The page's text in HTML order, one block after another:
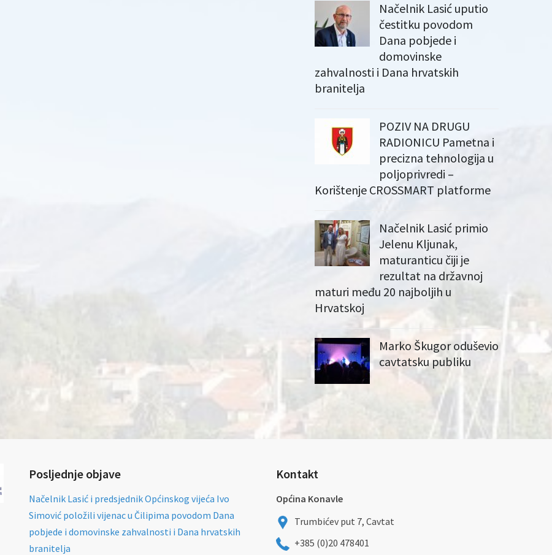
Načelnik Lasić uputio
čestitku povodom
Dana pobjede i
domovinske
zahvalnosti i Dana hrvatskih
branitelja
POZIV NA DRUGU
RADIONICU Pametna i
precizna tehnologija u
poljoprivredi –
Korištenje CROSSMART platforme
Načelnik Lasić primio
Jelenu Kljunak,
maturanticu čiji je
rezultat na državnoj
maturi među 20 najboljih u
Hrvatskoj
Marko Škugor oduševio
cavtatsku publiku
Posljednje objave
Načelnik Lasić i predsjednik Općinskog vijeća Ivo
Simović položili vijenac u Čilipima povodom Dana
pobjede i domovinske zahvalnosti i Dana hrvatskih
branitelja
Kontakt
Općina Konavle
Trumbićev put 7, Cavtat
+385 (0)20 478401